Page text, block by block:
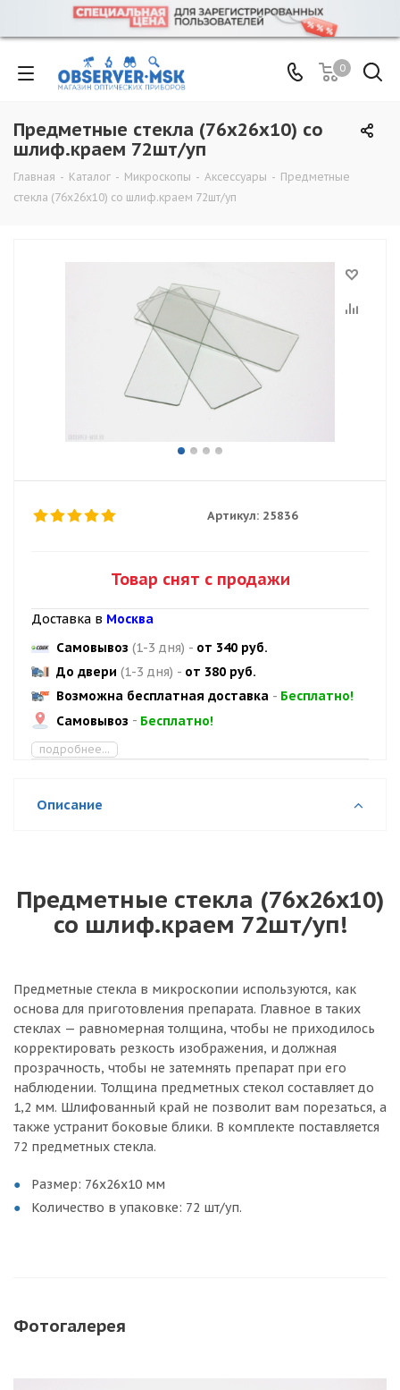
0
Предметные стекла (76х26х10) со
шлиф.краем 72шт/уп
Главная - Каталог - Микроскопы - Аксессуары - Предметные
стекла (76х26х10) со шлиф.краем 72шт/уп
Артикул: 25836
Товар снят с продажи
Доставка в Москва
Самовывоз (1-3 дня) - от 340 руб.
До двери (1-3 дня) - от 380 руб.
Возможна бесплатная доставка - Бесплатно!
Самовывоз - Бесплатно!
подробнее...
Описание
Предметные стекла (76х26х10)
со шлиф.краем 72шт/уп!
Предметные стекла в микроскопии используются, как
основа для приготовления препарата. Главное в таких
стеклах — равномерная толщина, чтобы не приходилось
корректировать резкость изображения, и должная
прозрачность, чтобы не затемнять препарат при его
наблюдении. Толщина предметных стекол составляет до
1,2 мм. Шлифованный край не позволит вам порезаться, а
также устранит боковые блики. В комплекте поставляется
72 предметных стекла.
Размер: 76х26х10 мм
Количество в упаковке: 72 шт/уп.
Фотогалерея